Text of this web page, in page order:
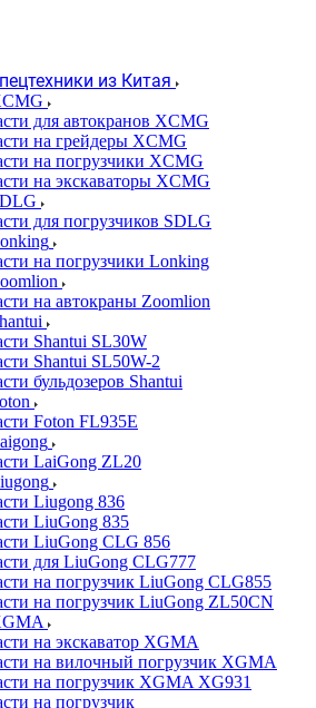
из Китая
для автокранов XCMG
на грейдеры XCMG
на погрузчики XCMG
на экскаваторы XCMG
для погрузчиков SDLG
на погрузчики Lonking
на автокраны Zoomlion
Shantui SL30W
Shantui SL50W-2
бульдозеров Shantui
Foton FL935E
LaiGong ZL20
Liugong 836
LiuGong 835
LiuGong CLG 856
для LiuGong CLG777
на погрузчик LiuGong CLG855
на погрузчик LiuGong ZL50CN
на экскаватор XGMA
на вилочный погрузчик XGMA
на погрузчик XGMA XG931
на погрузчик